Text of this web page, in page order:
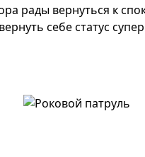
рады вернуться к
себе статус